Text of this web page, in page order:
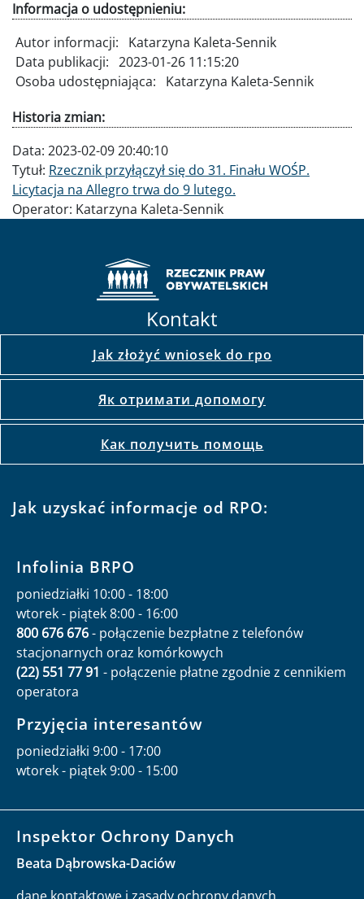
Informacja o udostępnieniu:
Autor informacji: Katarzyna Kaleta-Sennik
Osoba udostępniająca:
Historia zmian:
Data:2023-02-09 20:40:10
Tytuł:Rzecznik przyłączył się do 31. Finału WOŚP.
Kontakt
Jak złożyć wniosek do rpo
Як отримати допомогу
Infolinia BRPO
poniedziałki 10:00 - 18:00
wtorek - piątek 8:00 - 16:00
800 676 676- połączenie bezpłatne z telefonów
stacjonarnych oraz komórkowych
operatora
Przyjęcia interesantów
wtorek - piątek 9:00 - 15:00
Inspektor Ochrony Danych